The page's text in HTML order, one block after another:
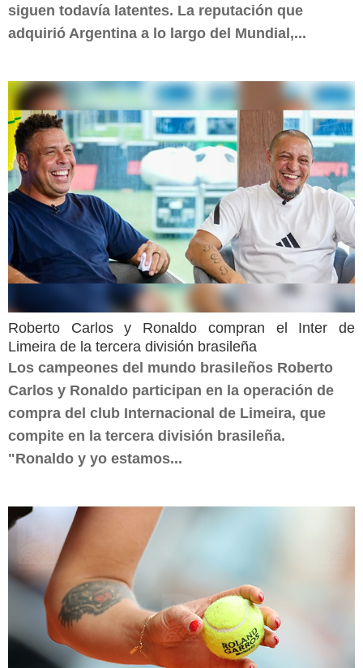
siguen todavía latentes. La reputación que
adquirió Argentina a lo largo del Mundial,...
Roberto Carlos y Ronaldo compran el Inter de
Limeira de la tercera división brasileña
Los campeones del mundo brasileños Roberto
Carlos y Ronaldo participan en la operación de
compra del club Internacional de Limeira, que
compite en la tercera división brasileña.
"Ronaldo y yo estamos...